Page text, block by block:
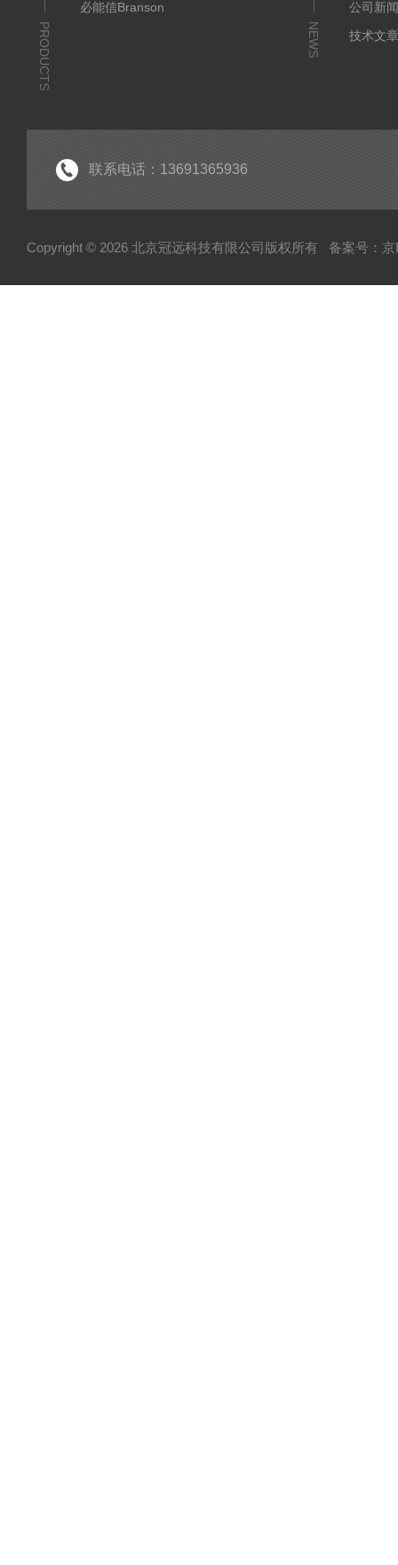
PRODUCTS
必能信Branson
NEWS
公司新
技术文
联系电话：13691365936
Copyright © 2026 北京冠远科技有限公司版权所有 备案号：